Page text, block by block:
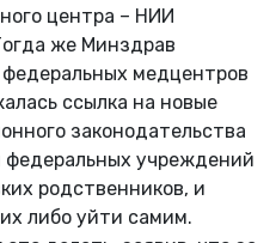
центра – НИИ
же Минздрав
медцентров
ссылка на новые
законодательства
федеральных учреждений
родственников, и
либо уйти самим.